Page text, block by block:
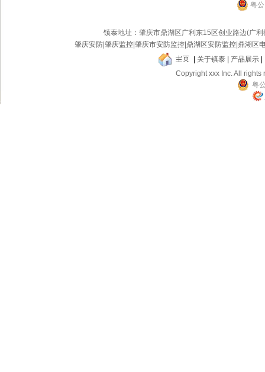
粤
镇泰地址：肇庆市鼎湖区广利东15区创业路边(广
肇庆安防 |肇庆监控 |肇庆市安防监控 鼎湖区安防监控 鼎湖区
关于镇泰 产品展示
Copyright xxx Inc. All rights
粤